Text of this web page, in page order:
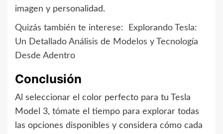
imagen y personalidad.
Quizás también te interese:
Explorando Tesla:
Un Detallado Análisis de Modelos y Tecnología
Desde Adentro
Conclusión
Al seleccionar el color perfecto para tu Tesla
Model 3, tómate el tiempo para explorar todas
las opciones disponibles y considera cómo cada